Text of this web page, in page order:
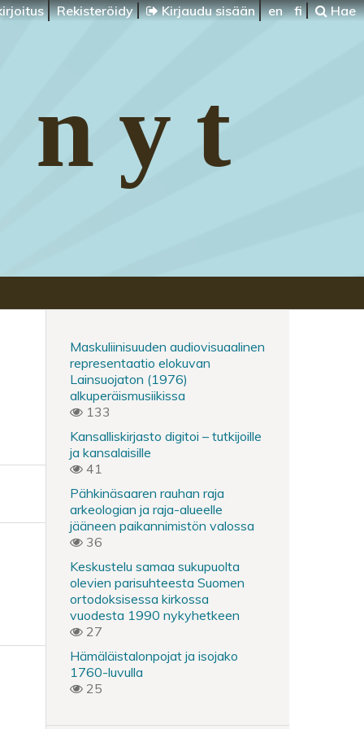
Rekisteröidy Kirjaudu sisään en fi Hae
Maskuliinisuuden audiovisuaalinen
representaatio elokuvan
Lainsuojaton (1976)
alkuperäismusiikissa
133
Kansalliskirjasto digitoi – tutkijoille
ja kansalaisille
41
Pähkinäsaaren rauhan raja
arkeologian ja raja-alueelle
jääneen paikannimistön valossa
36
Keskustelu samaa sukupuolta
olevien parisuhteesta Suomen
ortodoksisessa kirkossa
vuodesta 1990 nykyhetkeen
27
Hämäläistalonpojat ja isojako
1760-luvulla
25